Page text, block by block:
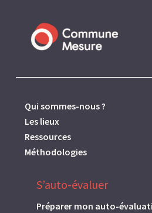
Qui sommes-nous ?
Les lieux
Ressources
Méthodologies
S’auto-évaluer
Préparer mon auto-